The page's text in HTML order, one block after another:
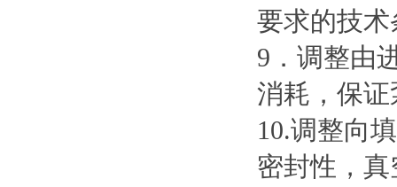
要求的技
9．调整由
消耗，保
10.调整向
密封性，